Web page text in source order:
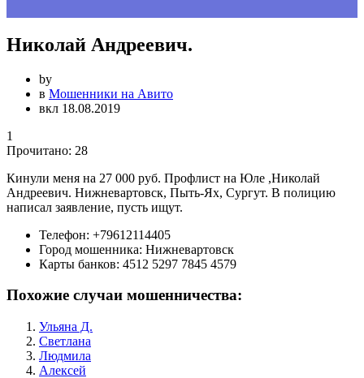
Николай Андреевич.
by
в Мошенники на Авито
вкл 18.08.2019
1
Прочитано: 28
Кинули меня на 27 000 руб. Профлист на Юле ,Николай
Андреевич. Нижневартовск, Пыть-Ях, Сургут. В полицию
написал заявление, пусть ищут.
Телефон: +79612114405
Город мошенника: Нижневартовск
Карты банков: 4512 5297 7845 4579
Похожие случаи мошенничества:
Ульяна Д.
Светлана
Людмила
Алексей